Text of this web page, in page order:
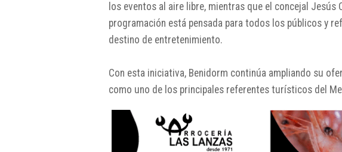
los eventos al aire libre, mientras que el concejal Jesús
programación está pensada para todos los públicos y
destino de entretenimiento.
Con esta iniciativa, Benidorm continúa ampliando su
como uno de los principales referentes turísticos del